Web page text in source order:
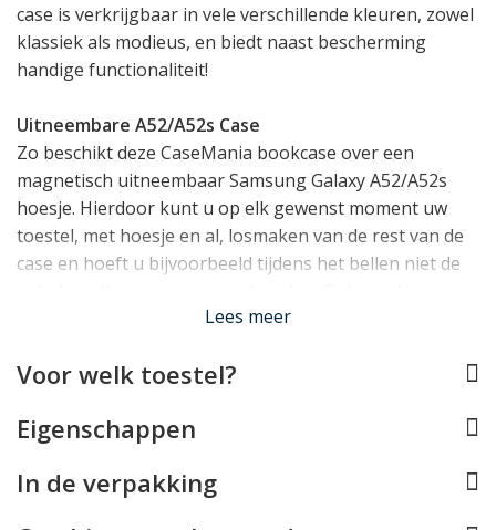
case is verkrijgbaar in vele verschillende kleuren, zowel
klassiek als modieus, en biedt naast bescherming
handige functionaliteit!
Uitneembare A52/A52s Case
Zo beschikt deze CaseMania bookcase over een
magnetisch uitneembaar Samsung Galaxy A52/A52s
hoesje. Hierdoor kunt u op elk gewenst moment uw
toestel, met hoesje en al, losmaken van de rest van de
case en hoeft u bijvoorbeeld tijdens het bellen niet de
uitneembare houder het makkelijk om uw telefoon in
Deze Samsung Galaxy A52/A52s case van CaseMania
bescherming. Het hoesje waar u uw toestel in klikt
Lees meer
Voor welk toestel?
Eigenschappen
In de verpakking